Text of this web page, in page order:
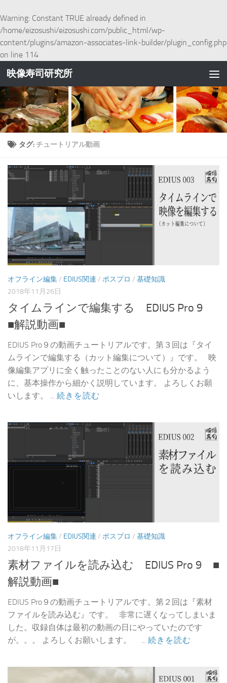
Warning: Constant TRUE already defined in
/home/eizosushi/eizosushi.com/public_html/wp-
content/plugins/amazon-associates-link-builder/plugin_config.php
on line 114
コンテンツへスキップ
映像寿司研究所
タグ:チュートリアル動画
オフライン編集/ EDIUS関連 / ポスプロ / 基礎知識
2018年11月26日
タイムラインで編集する EDIUS Pro 9
■解説動画■
EDIUS Pro９の動画チュートリアルです。第３回は『タイ
ムラインで編集する（カット編集について）』です。 映
像編集アプリに全く触ったことのない人にも分かるよう
に、基本操作から細かく説明しています。 よろしくお願
いします。 ... 続きを読む
オフライン編集/ EDIUS関連 / ポスプロ / 基礎知識
2018年11月17日
素材ファイルを読み込む EDIUS Pro 9 ■
解説動画■
EDIUS Pro９の動画チュートリアルです。第２回は『素材
ファイルを読み込む』です。 非常に遅くなってしまいま
した。収録自体は最初の動画の日にやっていたのです
が。。。 よろしくお願いします。 ... 続きを読む